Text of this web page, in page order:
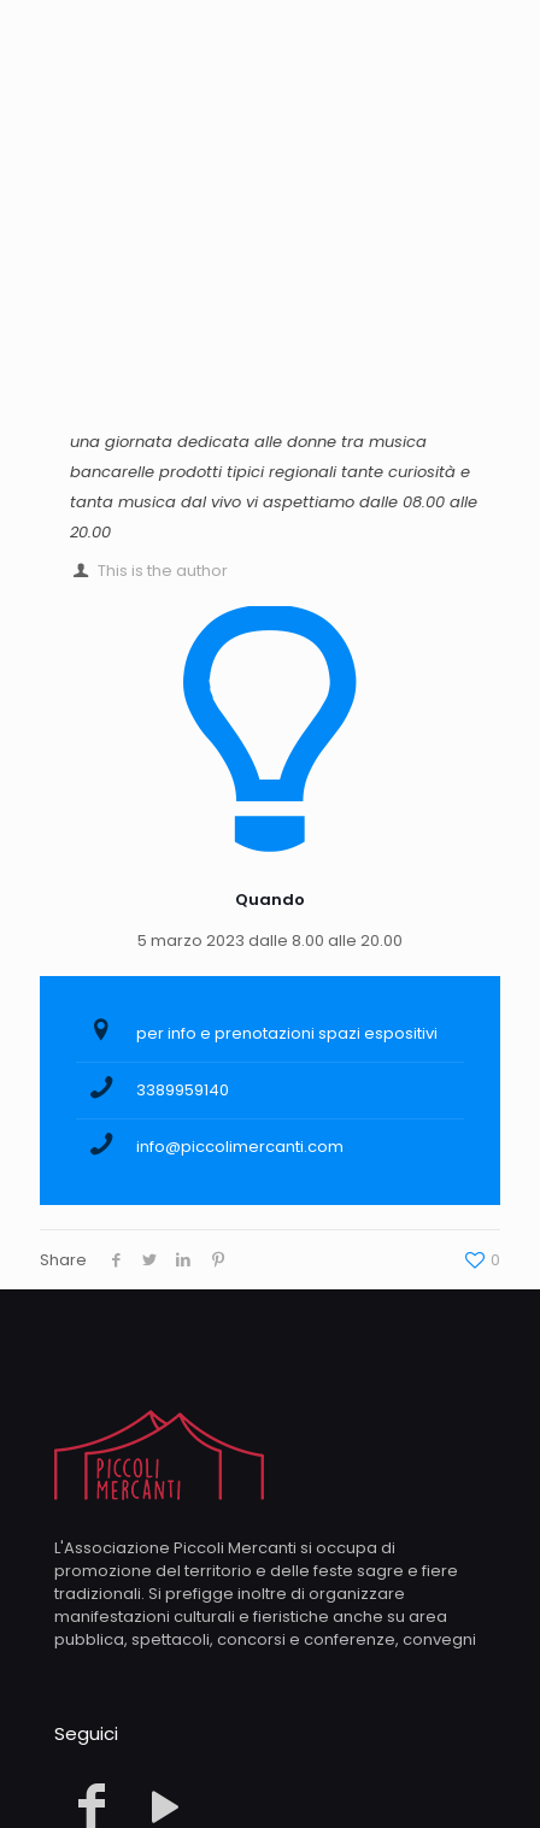
una giornata dedicata alle donne tra musica
bancarelle prodotti tipici regionali tante curiosità e
tanta musica dal vivo vi aspettiamo dalle 08.00 alle
20.00
This is the author
Quando
5 marzo 2023 dalle 8.00 alle 20.00
per info e prenotazioni spazi espositivi
3389959140
info@piccolimercanti.com
Share 0
L'Associazione Piccoli Mercanti si occupa di
promozione del territorio e delle feste sagre e fiere
tradizionali. Si prefigge inoltre di organizzare
manifestazioni culturali e fieristiche anche su area
pubblica, spettacoli, concorsi e conferenze, convegni
Seguici